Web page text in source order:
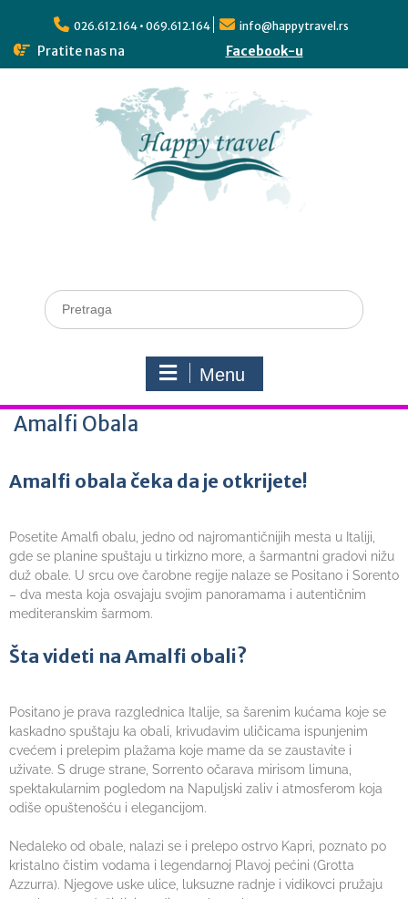
026.612.164 • 069.612.164 info@happytravel.rs
Pratite nas na Facebook-u
Menu
Amalfi Obala
Amalfi obala čeka da je otkrijete!
Posetite Amalfi obalu, jedno od najromantičnijih mesta u Italiji,
gde se planine spuštaju u tirkizno more, a šarmantni gradovi nižu
duž obale. U srcu ove čarobne regije nalaze se Positano i Sorento
– dva mesta koja osvajaju svojim panoramama i autentičnim
mediteranskim šarmom.
Šta videti na Amalfi obali?
Positano je prava razglednica Italije, sa šarenim kućama koje se
kaskadno spuštaju ka obali, krivudavim uličicama ispunjenim
cvećem i prelepim plažama koje mame da se zaustavite i
uživate. S druge strane, Sorrento očarava mirisom limuna,
spektakularnim pogledom na Napuljski zaliv i atmosferom koja
odiše opuštenošću i elegancijom.
Nedaleko od obale, nalazi se i prelepo ostrvo Kapri, poznato po
kristalno čistim vodama i legendarnoj Plavoj pećini (Grotta
Azzurra). Njegove uske ulice, luksuzne radnje i vidikovci pružaju